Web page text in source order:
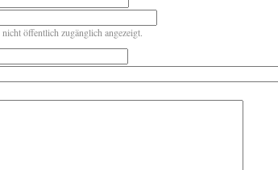
öffentlich zugänglich angezeigt.